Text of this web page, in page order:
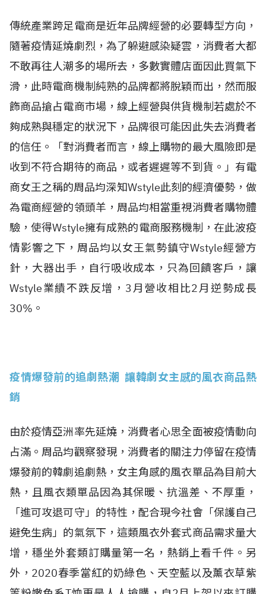
傳統產業跨足電商是近年品牌經營的必要轉型方向，
隨著疫情延燒劇烈，為了躲避感染疑雲，消費者大都
不敢再往人潮多的場所去，多數實體店面因此買氣下
滑，此時電商機制純熟的品牌都將脫穎而出，然而服
飾商品搶占電商市場，線上經營與供貨機制若處於不
夠成熟與穩定的狀況下，品牌很可能因此失去消費者
的信任。「對消費者而言，線上購物的最大風險即是
收到不符合期待的商品，或者遲遲等不到貨。」有電
商女王之稱的周品均深知Wstyle此刻的經濟優勢，做
為電商經營的領頭羊，周品均相當重視消費者購物體
驗，使得Wstyle擁有成熟的電商服務機制，在此波疫
情影響之下，周品均以女王氣勢鎮守Wstyle經營方
針，大器出手，自行吸收成本，只為回饋客戶，讓
Wstyle業績不跌反增，3月營收相比2月逆勢成長
30%。
疫情爆發前的追劇熱潮 讓韓劇女主感的風衣商品熱
銷
由於疫情亞洲率先延燒，消費者心思全面被疫情動向
占滿。周品均觀察發現，消費者的關注力停留在疫情
爆發前的韓劇追劇熱，女主角感的風衣單品為目前大
熱，且風衣類單品因為其保暖、抗溫差、不厚重，
「進可攻退可守」的特性，配合現今社會「保護自己
避免生病」的氣氛下，這類風衣外套式商品需求量大
增，穩坐外套類訂購量第一名，熱銷上看千件。另
外，2020春季當紅的奶綠色、天空藍以及薰衣草紫